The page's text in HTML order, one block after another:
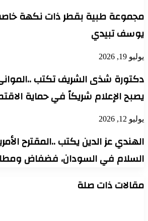
مجموعة طبية بقطر ذات نكهة
يوسف تبيدي
يوليو 19, 2026
دكتورة شذى الشريف تكتب
يصبح الإعلام شريكاً في حماية
يوليو 12, 2026
الهندي عز الدين يكتب ..المقترح
السلام في السودان، فضفاض
مقالات ذات صلة